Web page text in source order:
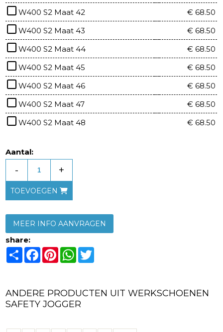
W400 S2 Maat 42
€ 68.50
W400 S2 Maat 43
€ 68.50
W400 S2 Maat 44
€ 68.50
W400 S2 Maat 45
€ 68.50
W400 S2 Maat 46
€ 68.50
W400 S2 Maat 47
€ 68.50
W400 S2 Maat 48
€ 68.50
Aantal:
- +
TOEVOEGEN
MEER INFO AANVRAGEN
share:
ShareFacebook
PinterestWhatsApp
ANDERE PRODUCTEN UIT WERKSCHOENEN
SAFETY JOGGER